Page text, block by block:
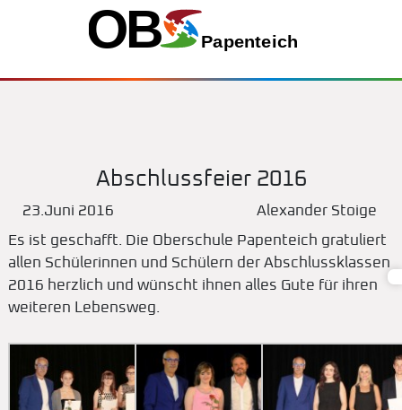
Abschlussfeier 2016
23.Juni 2016
Alexander Stoige
Es ist geschafft. Die Oberschule Papenteich gratuliert
allen Schülerinnen und Schülern der Abschlussklassen
2016 herzlich und wünscht ihnen alles Gute für ihren
weiteren Lebensweg.